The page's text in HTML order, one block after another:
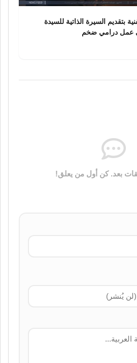
بتقديم السيرة الذاتية للسيدة
عمل درامي ضخم
بعد. كن أول من يعلق!